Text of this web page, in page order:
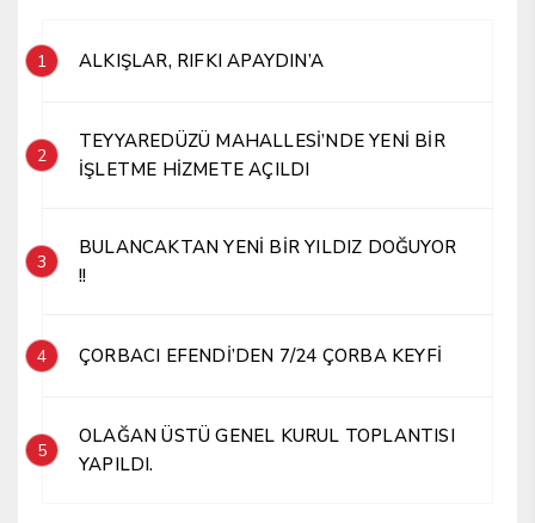
1 ALKIŞLAR, RIFKI APAYDIN’A
2
TEYYAREDÜZÜ MAHALLESİ’NDE YENİ BİR
İŞLETME HİZMETE AÇILDI
3
BULANCAKTAN YENİ BİR YILDIZ DOĞUYOR
!!
4 ÇORBACI EFENDİ’DEN 7/24 ÇORBA KEYFİ
5
OLAĞAN ÜSTÜ GENEL KURUL TOPLANTISI
YAPILDI.